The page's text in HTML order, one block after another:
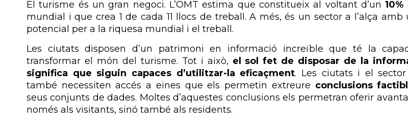
El turisme és un gran negoci. L’OMT estima que constitueix al voltant d’un
mundial i que crea 1 de cada 11 llocs de treball. A més, és un sector a l’alça amb
potencial per a la riquesa mundial i el treball.
Les ciutats disposen d’un patrimoni en informació increïble que té la
transformar el món del turisme. Tot i això, el sol fet de disposar de la
significa que siguin capaces d’utilitzar-la eficaçment. Les ciutats i el
també necessiten accés a eines que els permetin extreure conclusions
seus conjunts de dades. Moltes d’aquestes conclusions els permetran oferir
només als visitants, sinó també als residents.